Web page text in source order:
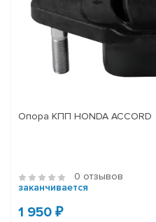
Опора КПП HONDA ACCORD
0 отзывов
заканчивается
1 950 ₽